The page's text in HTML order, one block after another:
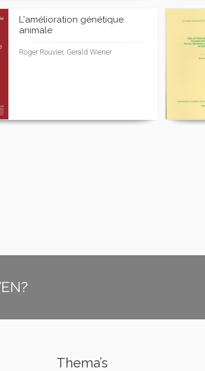
L'amélioration génétique
animale
Roger Rouvier, Gerald Wiener
Thema’s